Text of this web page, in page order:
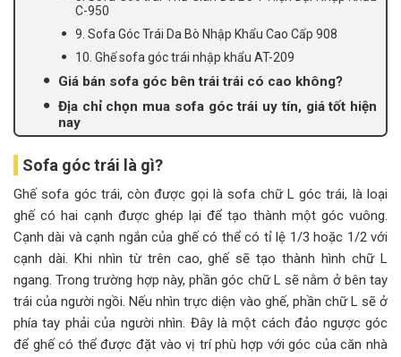
C-950
9. Sofa Góc Trái Da Bò Nhập Khẩu Cao Cấp 908
10. Ghế sofa góc trái nhập khẩu AT-209
Giá bán sofa góc bên trái trái có cao không?
Địa chỉ chọn mua sofa góc trái uy tín, giá tốt hiện
nay
Sofa góc trái là gì?
Ghế sofa góc trái, còn được gọi là sofa chữ L góc trái, là loại
ghế có hai cạnh được ghép lại để tạo thành một góc vuông.
Cạnh dài và cạnh ngắn của ghế có thể có tỉ lệ 1/3 hoặc 1/2 với
cạnh dài. Khi nhìn từ trên cao, ghế sẽ tạo thành hình chữ L
ngang. Trong trường hợp này, phần góc chữ L sẽ nằm ở bên tay
trái của người ngồi. Nếu nhìn trực diện vào ghế, phần chữ L sẽ ở
phía tay phải của người nhìn. Đây là một cách đảo ngược góc
để ghế có thể được đặt vào vị trí phù hợp với góc của căn nhà